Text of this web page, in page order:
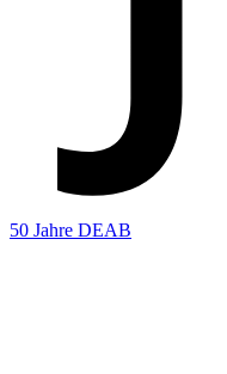
50 Jahre DEAB